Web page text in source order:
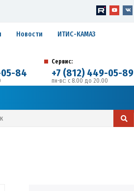
Новости ИТИС-КАМАЗ
84
Сервис:
+7 (812) 449-05-89
пн-вс: с 8.00 до 20.00